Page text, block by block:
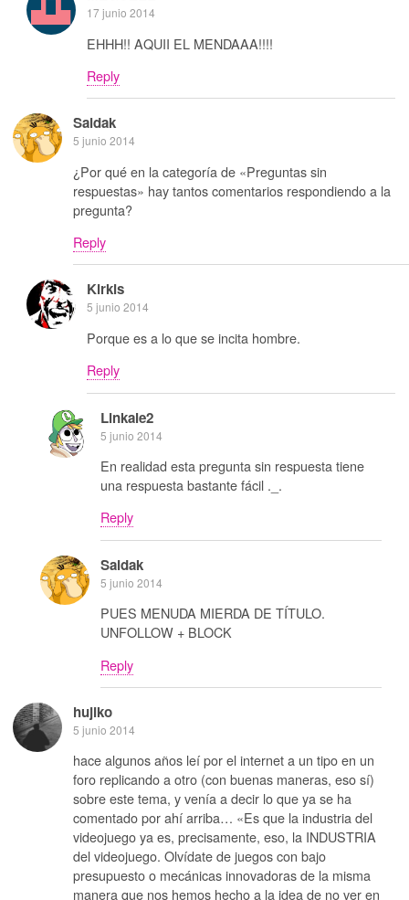
17 junio 2014
EHHH!! AQUII EL MENDAAA!!!!
Reply
Saidak
5 junio 2014
¿Por qué en la categoría de «Preguntas sin
respuestas» hay tantos comentarios respondiendo a la
pregunta?
Reply
Kirkis
5 junio 2014
Porque es a lo que se incita hombre.
Reply
Linkale2
5 junio 2014
En realidad esta pregunta sin respuesta tiene
una respuesta bastante fácil ._.
Reply
Saidak
5 junio 2014
PUES MENUDA MIERDA DE TÍTULO.
UNFOLLOW + BLOCK
Reply
hujiko
5 junio 2014
hace algunos años leí por el internet a un tipo en un
foro replicando a otro (con buenas maneras, eso sí)
sobre este tema, y venía a decir lo que ya se ha
comentado por ahí arriba… «Es que la industria del
videojuego ya es, precisamente, eso, la INDUSTRIA
del videojuego. Olvídate de juegos con bajo
presupuesto o mecánicas innovadoras de la misma
manera que nos hemos hecho a la idea de no ver en